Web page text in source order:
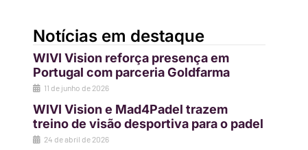
Notícias em destaque
WIVI Vision reforça presença em
Portugal com parceria Goldfarma
11 de junho de 2026
WIVI Vision e Mad4Padel trazem
treino de visão desportiva para o padel
24 de abril de 2026